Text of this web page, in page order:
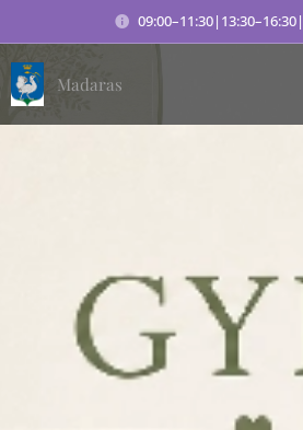
Madaras